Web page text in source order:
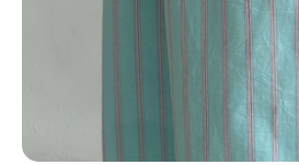
смотреть в Яндекс. Картах